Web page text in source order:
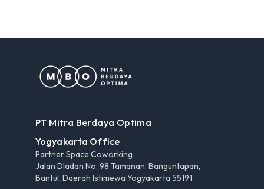
PT Mitra Berdaya Optima
Yogyakarta Office
Partner Space Coworking
Jalan Dladan No. 98 Tamanan, Banguntapan,
Bantul, Daerah Istimewa Yogyakarta 55191